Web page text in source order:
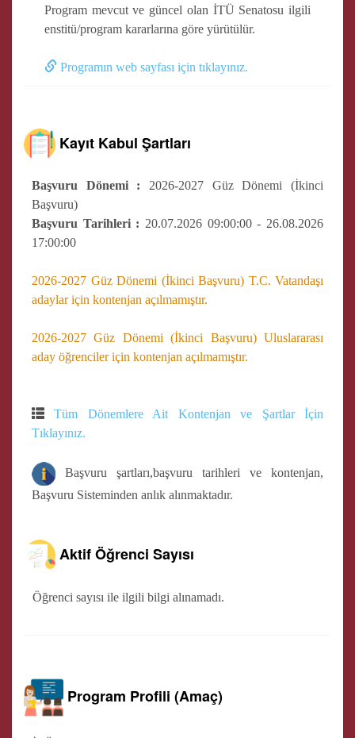
Program mevcut ve güncel olan İTÜ Senatosu ilgili
enstitü/program kararlarına göre yürütülür.
Programın web sayfası için tıklayınız.
Kayıt Kabul Şartları
Başvuru Dönemi : 2026-2027 Güz Dönemi (İkinci
Başvuru)
Başvuru Tarihleri : 20.07.2026 09:00:00 - 26.08.2026
17:00:00
2026-2027 Güz Dönemi (İkinci Başvuru) T.C. Vatandaşı
adaylar için kontenjan açılmamıştır.
2026-2027 Güz Dönemi (İkinci Başvuru) Uluslararası
aday öğrenciler için kontenjan açılmamıştır.
Tüm Dönemlere Ait Kontenjan ve Şartlar İçin
Tıklayınız.
Başvuru şartları,başvuru tarihleri ve kontenjan,
Başvuru Sisteminden anlık alınmaktadır.
Aktif Öğrenci Sayısı
Öğrenci sayısı ile ilgili bilgi alınamadı.
Program Profili (Amaç)